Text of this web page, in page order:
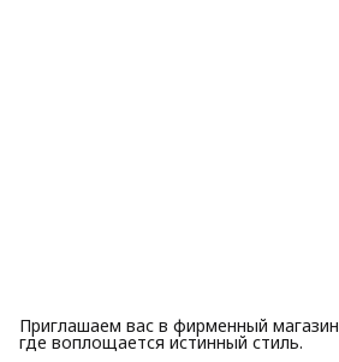
Приглашаем вас в фирменный магазин
где воплощается истинный стиль.